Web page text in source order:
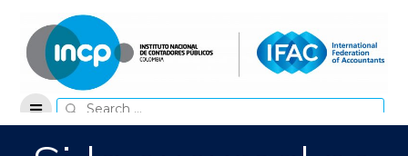
content
Search
for: